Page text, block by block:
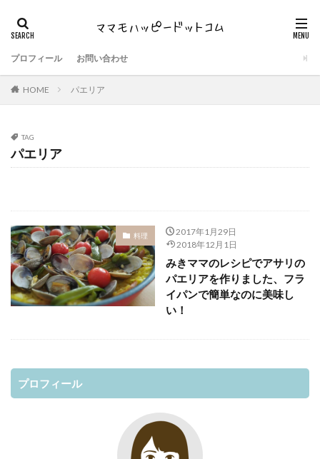
プロフィール お問い合わせ
HOME パエリア
TAG
パエリア
料理
2017年1月29日
2018年12月1日
みきママのレシピでアサリの
パエリアを作りました、フラ
イパンで簡単なのに美味し
い！
プロフィール